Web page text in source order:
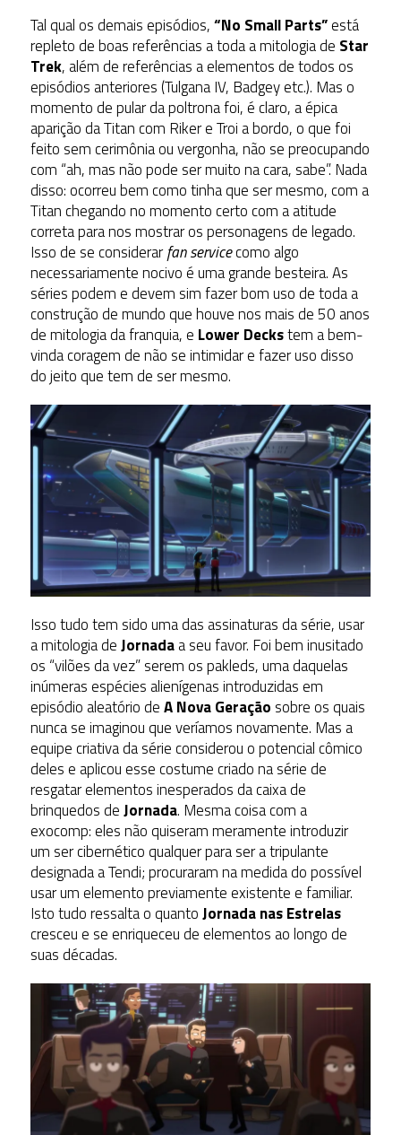
Tal qual os demais episódios,“No Small Parts”está
repleto de boas referências a toda a mitologia de Star
Trek, além de referências a elementos de todos os
episódios anteriores (Tulgana IV, Badgey etc.). Mas o
momento de pular da poltrona foi, é claro, a épica
aparição da Titan com Riker e Troi a bordo, o que foi
feito sem cerimônia ou vergonha, não se preocupando
com “ah, mas não pode ser muito na cara, sabe”. Nada
disso: ocorreu bem como tinha que ser mesmo, com a
Titan chegando no momento certo com a atitude
correta para nos mostrar os personagens de legado.
Isso de se considerarfan servicecomo algo
necessariamente nocivo é uma grande besteira. As
séries podem e devem sim fazer bom uso de toda a
construção de mundo que houve nos mais de 50 anos
de mitologia da franquia, e Lower Deckstem a bem-
vinda coragem de não se intimidar e fazer uso disso
do jeito que tem de ser mesmo.
Isso tudo tem sido uma das assinaturas da série, usar
a mitologia deJornadaa seu favor. Foi bem inusitado
os “vilões da vez” serem os pakleds, uma daquelas
inúmeras espécies alienígenas introduzidas em
episódio aleatório deA Nova Geração sobre os quais
nunca se imaginou que veríamos novamente. Mas a
equipe criativa da série considerou o potencial cômico
deles e aplicou esse costume criado na série de
resgatar elementos inesperados da caixa de
brinquedos deJornada. Mesma coisa com a
exocomp: eles não quiseram meramente introduzir
um ser cibernético qualquer para ser a tripulante
designada a Tendi; procuraram na medida do possível
usar um elemento previamente existente e familiar.
Isto tudo ressalta o quantoJornada nas Estrelas
cresceu e se enriqueceu de elementos ao longo de
suas décadas.